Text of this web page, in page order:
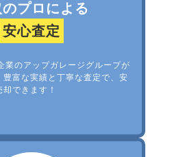
のプロによる
安心査定
業のアップガレージグループが
豊富な実績と丁寧な査定で、安
できます！